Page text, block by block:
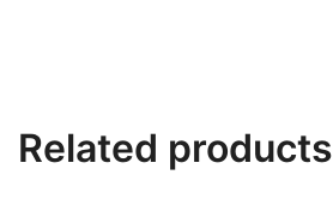
Related products